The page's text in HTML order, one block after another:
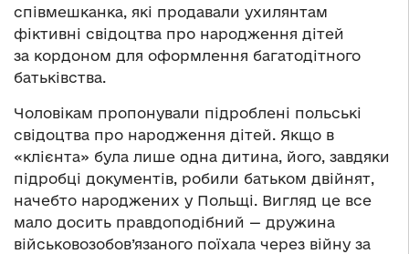
співмешканка, які продавали ухилянтам
фіктивні свідоцтва про народження дітей
за кордоном для оформлення багатодітного
батьківства.
Чоловікам пропонували підроблені польські
свідоцтва про народження дітей. Якщо в
«клієнта» була лише одна дитина, його, завдяки
підробці документів, робили батьком двійнят,
начебто народжених у Польщі. Вигляд це все
мало досить правдоподібний — дружина
військовозобов’язаного поїхала через війну за